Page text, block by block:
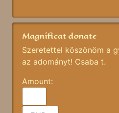
Magnificat donate
Szeretettel köszönöm a
az adományt! Csaba t.
Amount: